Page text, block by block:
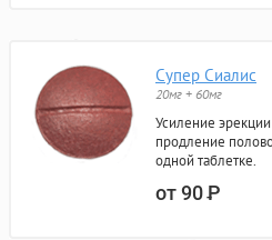
Супер Сиалис
20мг + 60мг
Усиление
продление
одной таблетке.
от 90Р